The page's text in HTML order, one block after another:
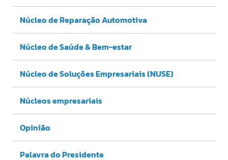
Núcleo de Reparação Automotiva
Núcleo de Saúde & Bem-estar
Núcleo de Soluções Empresariais (NUSE)
Núcleos empresariais
Opinião
Palavra do Presidente